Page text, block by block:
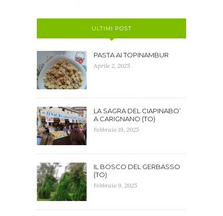
ULTIMI POST
PASTA AI TOPINAMBUR
Aprile 2, 2025
LA SAGRA DEL CIAPINABO’
A CARIGNANO (TO)
Febbraio 19, 2025
IL BOSCO DEL GERBASSO
(TO)
Febbraio 9, 2025